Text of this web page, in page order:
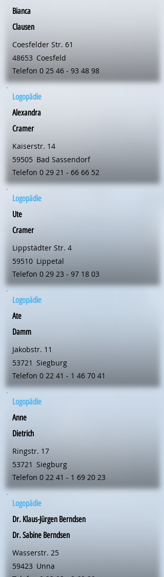
Bianca
Clausen
Coesfelder Str. 61
48653 Coesfeld
Telefon 0 25 46 - 93 48 98
Logopädie
Alexandra
Cramer
Kaiserstr. 14
59505 Bad Sassendorf
Telefon 0 29 21 - 66 66 52
Logopädie
Ute
Cramer
Lippstädter Str. 4
59510 Lippetal
Telefon 0 29 23 - 97 18 03
Logopädie
Ate
Damm
Jakobstr. 11
53721 Siegburg
Telefon 0 22 41 - 1 46 70 41
Logopädie
Anne
Dietrich
Ringstr. 17
53721 Siegburg
Telefon 0 22 41 - 1 69 20 23
Logopädie
Dr. Klaus-Jürgen Berndsen
Dr. Sabine Berndsen
Wasserstr. 25
59423 Unna